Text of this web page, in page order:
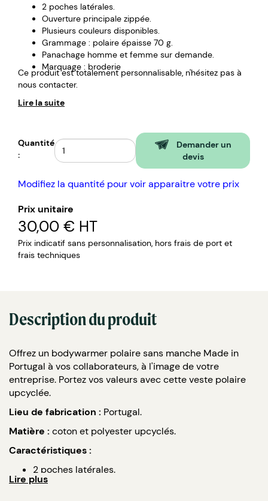
2 poches latérales.
Ouverture principale zippée.
Plusieurs couleurs disponibles.
Grammage : polaire épaisse 70 g.
Panachage homme et femme sur demande.
Marquage : broderie
Ce produit est totalement personnalisable, n'hésitez pas à
nous contacter.
Lire la suite
Quantité
:
Demander un
devis
Modifiez la quantité pour voir apparaitre votre prix
Prix unitaire
30,00 € HT
Prix indicatif sans personnalisation, hors frais de port et
frais techniques
Description du produit
Offrez un bodywarmer polaire sans manche Made in
Portugal à vos collaborateurs, à l'image de votre
entreprise. Portez vos valeurs avec cette veste polaire
upcyclée.
Lieu de fabrication : Portugal.
Matière : coton et polyester upcyclés.
Caractéristiques :
2 poches latérales.
Ouverture principale zippée.
Lire plus